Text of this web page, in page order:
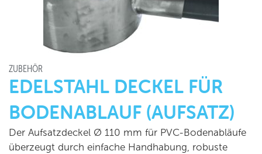
ZUBEHÖR
EDELSTAHL DECKEL FÜR
BODENABLAUF (AUFSATZ)
Der Aufsatzdeckel Ø 110 mm für PVC-Bodenabläufe
überzeugt durch einfache Handhabung, robuste